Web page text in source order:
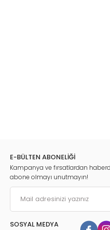
E-BÜLTEN ABONELİĞİ
Kampanya ve fırsatlardan
abone olmayı unutmayın!
SOSYAL MEDYA